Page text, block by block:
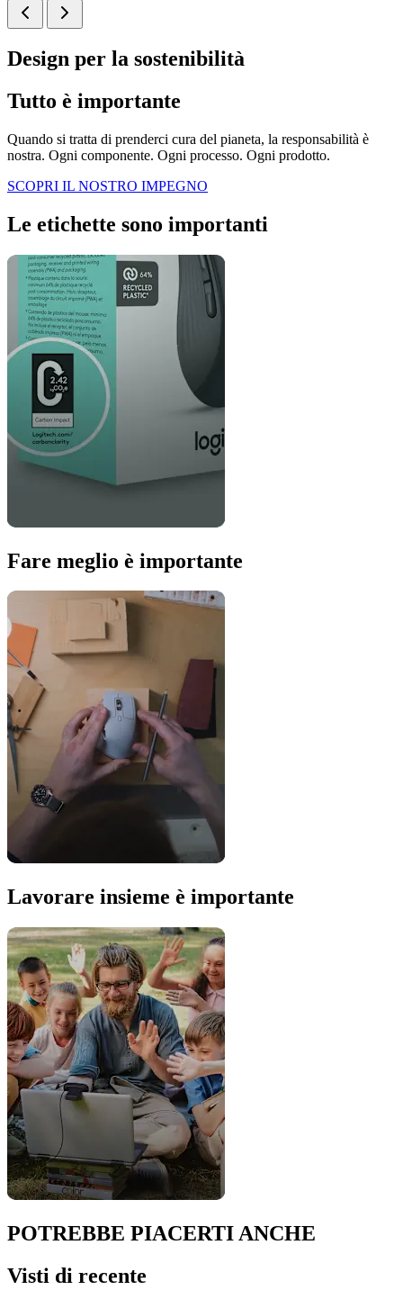
Design per la sostenibilità
Tutto è importante
Quando si tratta di prenderci cura del pianeta, la responsabilità è
nostra. Ogni componente. Ogni processo. Ogni prodotto.
SCOPRI IL NOSTRO IMPEGNO
Le etichette sono importanti
Fare meglio è importante
Lavorare insieme è importante
POTREBBE PIACERTI ANCHE
Visti di recente